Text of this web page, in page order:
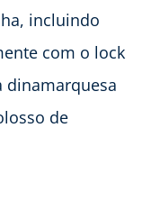
incluindo
com o lock
dinamarquesa
de